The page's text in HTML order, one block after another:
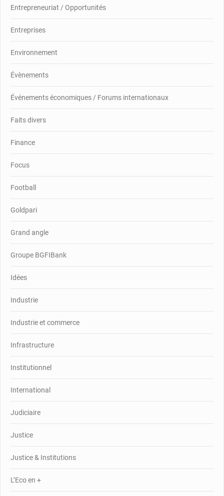
Entrepreneuriat / Opportunités
Entreprises
Environnement
Évènements
Événements économiques / Forums internationaux
Faits divers
Finance
Focus
Football
Goldpari
Grand angle
Groupe BGFIBank
Idées
Industrie
Industrie et commerce
Infrastructure
Institutionnel
International
Judiciaire
Justice
Justice & Institutions
L’Eco en +